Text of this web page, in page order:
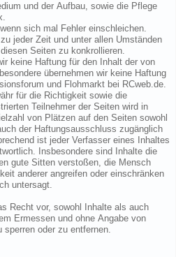
und der Aufbau, sowie die Pflege
sich mal Fehler einschleichen.
jeder Zeit und unter allen Umständen
Seiten zu konkrollieren.
keine Haftung für den Inhalt der von
übernehmen wir keine Haftung
und Flohmarkt bei RCweb.de.
für die Richtigkeit sowie die
Teilnehmer der Seiten wird in
von Plätzen auf den Seiten sowohl
der Haftungsausschluss zugänglich
ist jeder Verfasser eines Inhaltes
Insbesondere sind Inhalte die
gute Sitten verstoßen, die Mensch
anderer angreifen oder einschränken
untersagt.
Recht vor, sowohl Inhalte als auch
Ermessen und ohne Angabe von
sperren oder zu entfernen.